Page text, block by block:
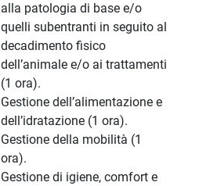
alla patologia di base e/o
quelli subentranti in seguito al
decadimento fisico
dell’animale e/o ai trattamenti
(1 ora).
Gestione dell’alimentazione e
dell’idratazione (1 ora).
Gestione della mobilità (1
ora).
Gestione di igiene, comfort e